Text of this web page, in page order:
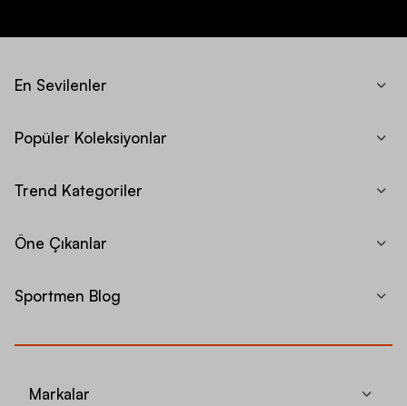
En Sevilenler
Popüler Koleksiyonlar
Trend Kategoriler
Öne Çıkanlar
Sportmen Blog
Markalar